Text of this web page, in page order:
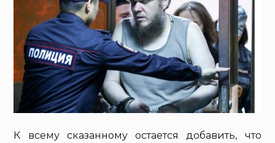
К всему сказанному остается добавить, что